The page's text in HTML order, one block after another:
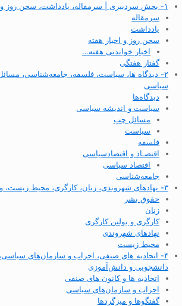
۱- بخش سردبیری | سرمقاله، یادداشت، سخن روز و پژوهش‌ها
سرمقاله
یادداشت
سخن روز و اخبار هفته
اخبار خواندنی هفته…
گفتار هفتگی
۲- دیدگاه ها، سیاست، فلسفه، جامعه‌شناسی،
سیاسی
دیدگاه‌ها
سیاست و اندیشه سیاسی
مسائل چپ
سیاست
فلسفه
اقتصـاد و اقتصاد‌سیاسی
اقتصاد سیاسی
جامعه‌شناسی
۳- نهادهای شهروندی، زنان، کارگری، محیط زیست، و حقوق بشر
حقوق بشر
زنان
کارگری و بولتن کارگری
نهادهای شهروندی
محیط زیست
۴- اتحادیه های صنفی، احزاب و سازمان‌های سیاسی،
دانشجویی و دانش‌آموزی
اتحادیه ها و کانون های صنفی
احزاب و سازمان‌های سیاسی
گفتگوها و میزگردها